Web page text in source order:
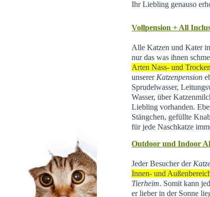
Ihr Liebling genauso
Vollpension + All
Alle Katzen und Kater
nur das was ihnen
Arten Nass- und
unserer Katzenpension
Sprudelwasser,
Wasser, über
Liebling vorhanden.
Stängchen, gefüllte
für jede Naschkatze
Outdoor und Indoor
Jeder Besucher der
Innen- und
Tierheim. Somit kann
er lieber in der Sonne